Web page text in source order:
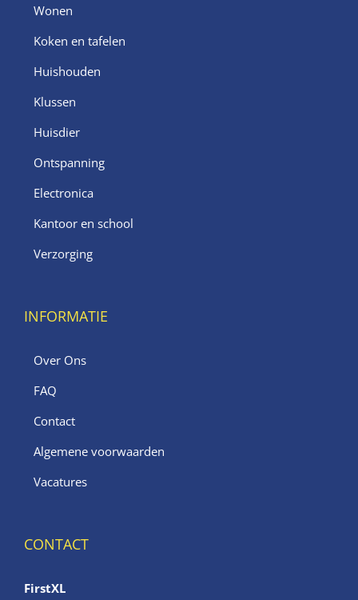
Wonen
Koken en tafelen
Huishouden
Klussen
Huisdier
Ontspanning
Electronica
Kantoor en school
Verzorging
INFORMATIE
Over Ons
FAQ
Contact
Algemene voorwaarden
Vacatures
CONTACT
FirstXL